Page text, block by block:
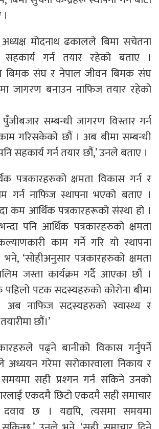
मोदनाथ ढकालले बिमा सचेतना
गर्न तयार रहेको बताए ।
बिमक संघ र नेपाल जीवन बिमक संघ
जागरण बनाउन नाफिज तयार रहेको
सम्बन्धी जागरण विस्तार गर्न
गरिसकेको छौं । अब बीमा सम्बन्धी
सहकार्य गर्न तयार छौं,’ उनले बताए ।
पत्रकारहरुको क्षमता विकास गर्न र
गर्न नाफिज स्थापना भएको बताए ।
कम आर्थिक पत्रकारहरूको संस्था हो ।
पनि आर्थिक पत्रकारहरुको क्षमता
काम गर्ने गरि यो स्थापना
‘सोहीअनुसार पत्रकारहरुको क्षमता
जस्ता कार्यक्रम गर्दै आएका छौं ।
पहिलो पटक सदस्यहरुको कोरोना बीमा
अब नाफिज सदस्यहरुको स्वास्थ्य र
छौं।’
पढ्ने बानीको विकास गर्नुपर्ने
अध्ययन गरेमा सरोकारवाला निकाय र
सही प्रश्गन गर्न सकिने उनको
एकदमै छिटो एकदमै सही समाचार
दवाव छ । यद्यपि, त्यसमा समयमा